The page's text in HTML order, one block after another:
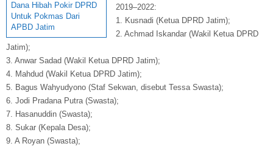
Dana Hibah Pokir DPRD
Untuk Pokmas Dari
APBD Jatim
2019–2022:
1. Kusnadi (Ketua DPRD Jatim);
2. Achmad Iskandar (Wakil Ketua DPRD
Jatim);
3. Anwar Sadad (Wakil Ketua DPRD Jatim);
4. Mahdud (Wakil Ketua DPRD Jatim);
5. Bagus Wahyudyono (Staf Sekwan, disebut Tessa Swasta);
6. Jodi Pradana Putra (Swasta);
7. Hasanuddin (Swasta);
8. Sukar (Kepala Desa);
9. A Royan (Swasta);